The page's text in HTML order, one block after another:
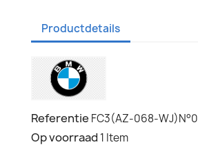
Productdetails
Referentie FC3(AZ-068-WJ)N°0
Op voorraad 1 Item